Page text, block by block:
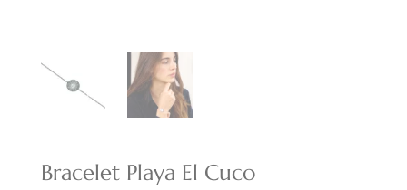
Bracelet Playa El Cuco